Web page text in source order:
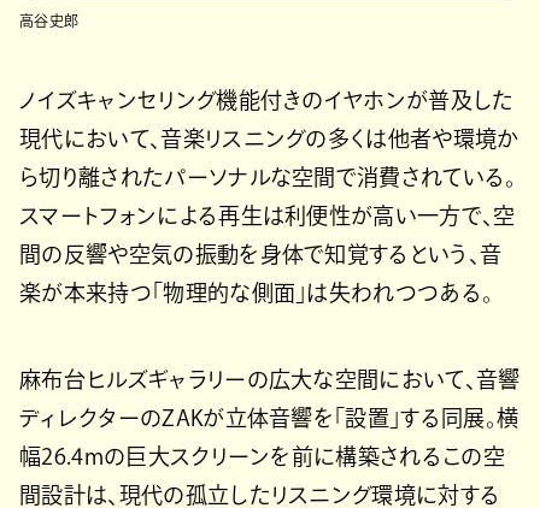
高谷史郎
ノイズキャンセリング機能付きのイヤホンが普及した
現代において、音楽リスニングの多くは他者や環境か
ら切り離されたパーソナルな空間で消費されている。
スマートフォンによる再生は利便性が高い一方で、空
間の反響や空気の振動を身体で知覚するという、音
楽が本来持つ「物理的な側面」は失われつつある。
麻布台ヒルズギャラリーの広大な空間において、音響
ディレクターのZAKが立体音響を「設置」する同展。横
幅26.4mの巨大スクリーンを前に構築されるこの空
間設計は、現代の孤立したリスニング環境に対する